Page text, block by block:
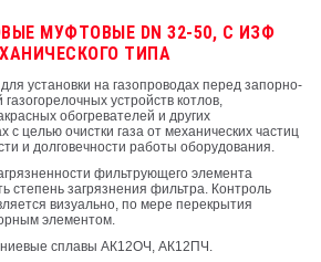
МУФТОВЫЕ DN 32-50, С ИЗФ
ТИПА
установки на газопроводах перед запорно-
устройств котлов,
обогревателей и других
с целью очистки газа от механических частиц
и долговечности работы оборудования.
фильтрующего элемента
степень загрязнения фильтра. Контроль
визуально, по мере перекрытия
элементом.
сплавы АК12ОЧ, АК12ПЧ.